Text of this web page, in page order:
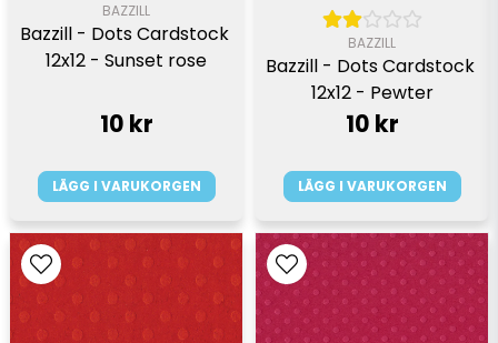
BAZZILL
Bazzill - Dots Cardstock
12x12 - Sunset rose
10 kr
LÄGG I VARUKORGEN
BAZZILL
Bazzill - Dots Cardstock
12x12 - Pewter
10 kr
LÄGG I VARUKORGEN